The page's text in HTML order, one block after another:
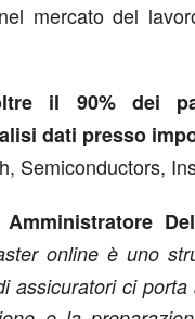
mercato del
il 90% dei
dati presso
Semiconductors,
online è uno
assicuratori ci